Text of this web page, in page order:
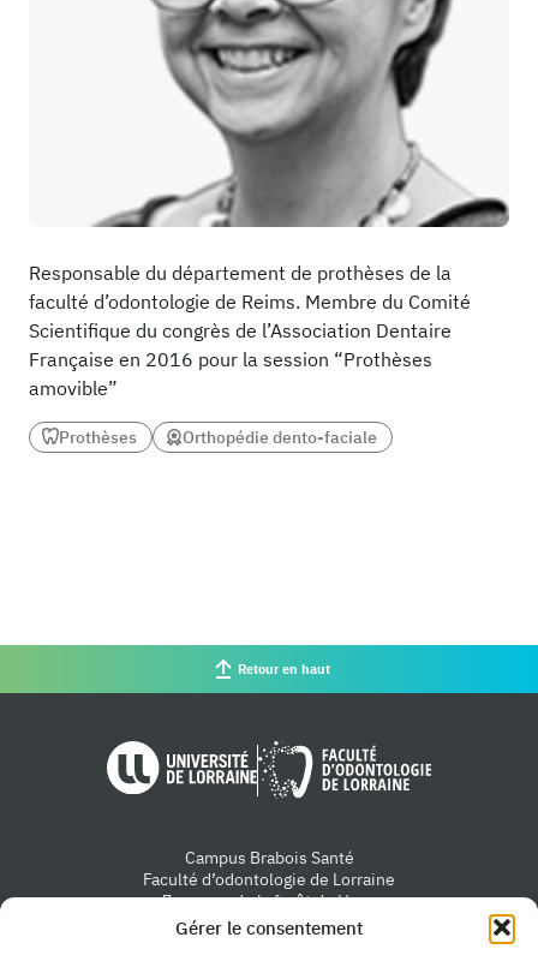
Gérer le consentement
Responsable du département de prothèses de la
faculté d’odontologie de Reims. Membre du Comité
Scientifique du congrès de l’Association Dentaire
Française en 2016 pour la session “Prothèses
amovible”
Prothèses Orthopédie dento-faciale
Retour en haut
Université de Lorraine
Campus Brabois Santé
Faculté d’odontologie de Lorraine
7 avenue de la forêt de Haye
54505 Vandœuvre-lès-Nancy